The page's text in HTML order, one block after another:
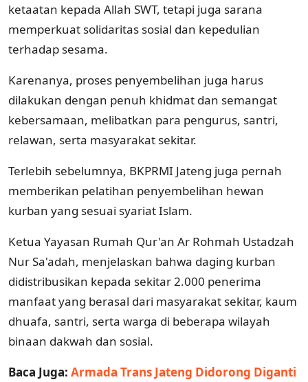
ketaatan kepada Allah SWT, tetapi juga sarana
memperkuat solidaritas sosial dan kepedulian
terhadap sesama.
Karenanya, proses penyembelihan juga harus
dilakukan dengan penuh khidmat dan semangat
kebersamaan, melibatkan para pengurus, santri,
relawan, serta masyarakat sekitar.
Terlebih sebelumnya, BKPRMI Jateng juga pernah
memberikan pelatihan penyembelihan hewan
kurban yang sesuai syariat Islam.
Ketua Yayasan Rumah Qur'an Ar Rohmah Ustadzah
Nur Sa'adah, menjelaskan bahwa daging kurban
didistribusikan kepada sekitar 2.000 penerima
manfaat yang berasal dari masyarakat sekitar, kaum
dhuafa, santri, serta warga di beberapa wilayah
binaan dakwah dan sosial.
Baca Juga: Armada Trans Jateng Didorong Diganti